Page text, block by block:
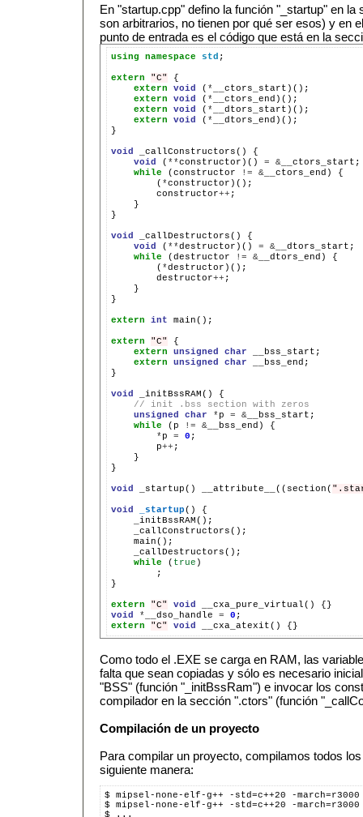
En "startup.cpp" defino la función "_startup" en
son arbitrarios, no tienen por qué ser esos) y en
punto de entrada es el código que está en la
using namespace std ;
extern "C"
extern
void ( *
extern
void ( *
extern
void ( *
extern
void ( * __dtors_end)();
}
void _callConstructors()
void
( **constructor)() = &
while
(constructor != &__ctors_end)
( *
constructor++
}
}
void _callDestructors()
void
( **destructor)() = &
while
(destructor != &__dtors_end)
( *
destructor++
}
}
extern int main();
extern "C"
extern
unsigned char
extern
unsigned char
__bss_end;
}
void _initBssRAM()
// init .bss section with zeros
unsigned
char *p = &
while
(p != &__bss_end)
*p = 0
p++
}
}
void _startup() __attribute__((section(
void _startup()
while
( true
;
}
extern "C" void __cxa_pure_virtual()
void
* __dso_handle = 0
extern
"C" void __cxa_atexit()
Como todo el .EXE se carga en RAM, las
falta que sean copiadas y sólo es necesario
"BSS" (función "_initBssRam") e invocar los
compilador en la sección ".ctors" (función
Compilación de un proyecto
Para compilar un proyecto, compilamos todos
siguiente manera:
$ mipsel-none-elf-g++ -std=c++20 -
$ mipsel-none-elf-g++ -std=c++20 -
$ ...